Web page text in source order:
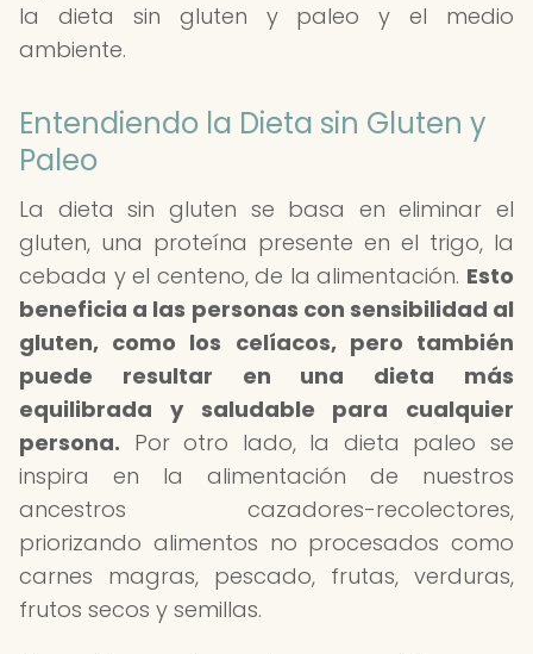
la dieta sin gluten y paleo y el medio
ambiente.
Entendiendo la Dieta sin Gluten y
Paleo
La dieta sin gluten se basa en eliminar el
gluten, una proteína presente en el trigo, la
cebada y el centeno, de la alimentación. Esto
beneficia a las personas con sensibilidad al
gluten, como los celíacos, pero también
puede resultar en una dieta más
equilibrada y saludable para cualquier
persona. Por otro lado, la dieta paleo se
inspira en la alimentación de nuestros
ancestros cazadores-recolectores,
priorizando alimentos no procesados como
carnes magras, pescado, frutas, verduras,
frutos secos y semillas.